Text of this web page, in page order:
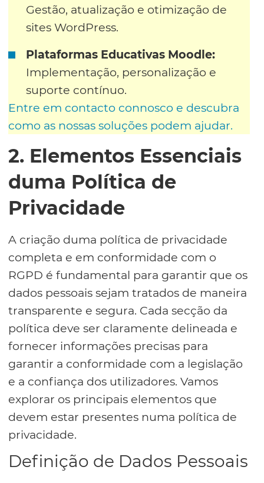
Gestão, atualização e otimização de
sites WordPress.
Plataformas Educativas Moodle:
Implementação, personalização e
suporte contínuo.
Entre em contacto connosco e descubra
como as nossas soluções podem ajudar.
2. Elementos Essenciais
duma Política de
Privacidade
A criação duma política de privacidade
completa e em conformidade com o
RGPD é fundamental para garantir que os
dados pessoais sejam tratados de maneira
transparente e segura. Cada secção da
política deve ser claramente delineada e
fornecer informações precisas para
garantir a conformidade com a legislação
e a confiança dos utilizadores. Vamos
explorar os principais elementos que
devem estar presentes numa política de
privacidade.
Definição de Dados Pessoais